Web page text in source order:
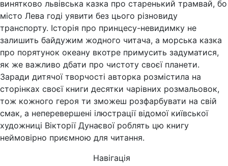
винятково львівська казка про старенький трамвай, бо
місто Лева годі уявити без цього різновиду
транспорту. Історія про принцесу-невидимку не
залишить байдужим жодного читача, а морська казка
про порятунок океану вкотре примусить задуматися,
як же важливо дбати про чистоту своєї планети.
Заради дитячої творчості авторка розмістила на
сторінках своєї книги десятки чарівних розмальовок,
тож кожного героя ти зможеш розфарбувати на свій
смак, а неперевершені ілюстрації відомої київської
художниці Вікторії Дунаєвої роблять цю книгу
неймовірно приємною для читання.
Навігація